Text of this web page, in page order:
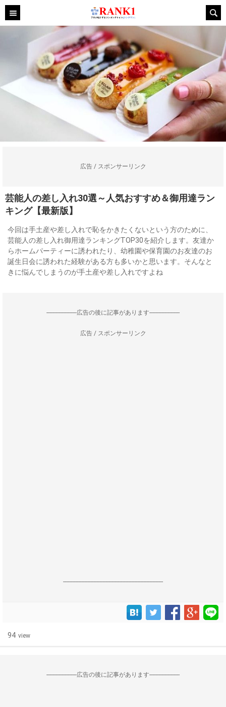
広告 / スポンサーリンク
芸能人の差し入れ30選～人気おすすめ＆御用達ラン
キング【最新版】
今回は手土産や差し入れで恥をかきたくないという方のために、
芸能人の差し入れ御用達ランキングTOP30を紹介します。友達か
らホームパーティーに誘われたり、幼稚園や保育園のお友達のお
誕生日会に誘われた経験がある方も多いかと思います。そんなと
きに悩んでしまうのが手土産や差し入れですよね
--------------------広告の後に記事があります--------------------
広告 / スポンサーリンク
------------------------------------------------------------------
94 view
--------------------広告の後に記事があります--------------------